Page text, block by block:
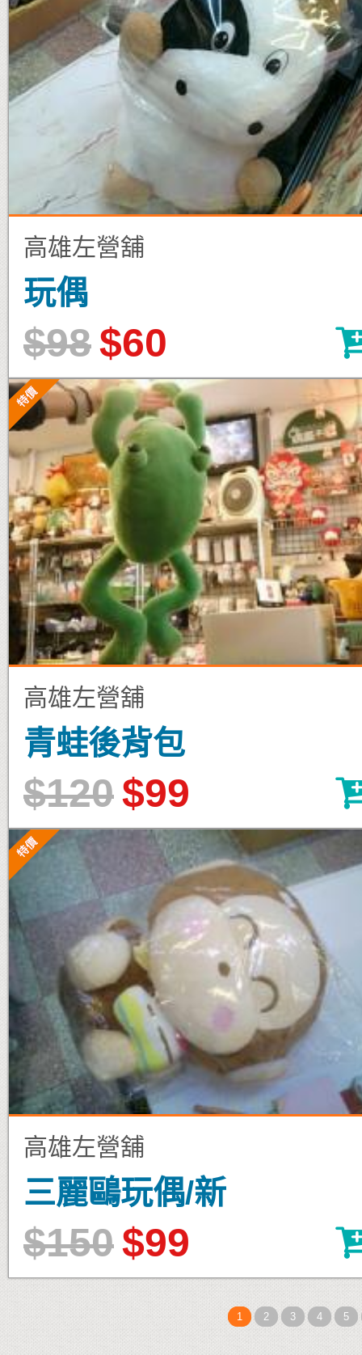
高雄左營舖
玩偶
$98$60
高雄左營舖
青蛙後背包
$120$99
高雄左營舖
三麗鷗玩偶/新
$150$99
1 2 3 4 5